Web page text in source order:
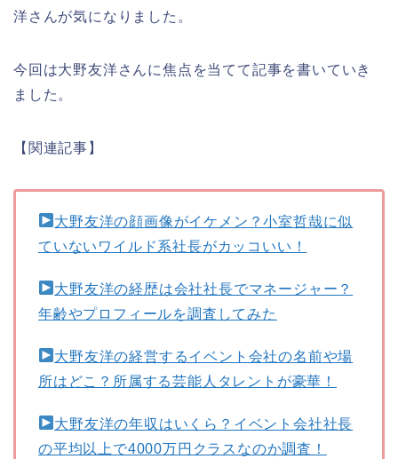
洋さんが気になりました。
今回は大野友洋さんに焦点を当てて記事を書いていき
ました。
【関連記事】
大野友洋の顔画像がイケメン？小室哲哉に似
ていないワイルド系社長がカッコいい！
大野友洋の経歴は会社社長でマネージャー？
年齢やプロフィールを調査してみた
大野友洋の経営するイベント会社の名前や場
所はどこ？所属する芸能人タレントが豪華！
大野友洋の年収はいくら？イベント会社社長
の平均以上で4000万円クラスなのか調査！